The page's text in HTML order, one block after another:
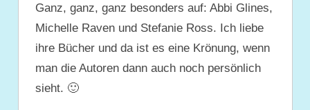
Ganz, ganz, ganz besonders auf: Abbi Glines,
Michelle Raven und Stefanie Ross. Ich liebe
ihre Bücher und da ist es eine Krönung, wenn
man die Autoren dann auch noch persönlich
sieht. 🙂